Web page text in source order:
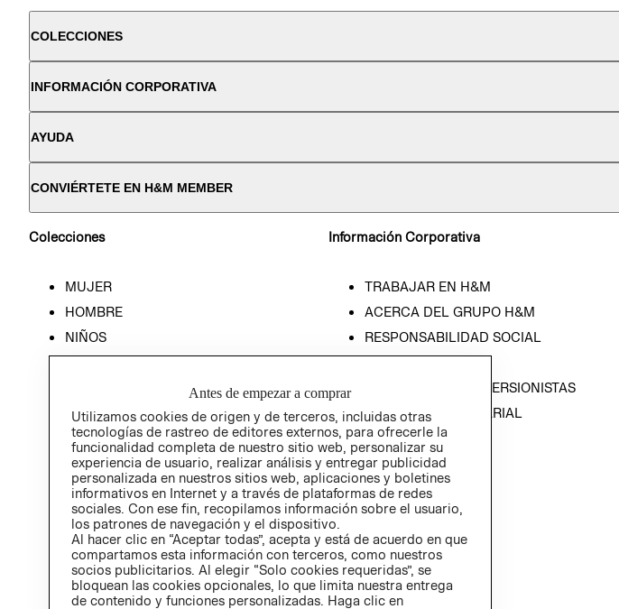
COLECCIONES
INFORMACIÓN CORPORATIVA
AYUDA
CONVIÉRTETE EN H&M MEMBER
Colecciones
MUJER
HOMBRE
NIÑOS
Información Corporativa
TRABAJAR EN H&M
ACERCA DEL GRUPO H&M
RESPONSABILIDAD SOCIAL
RELACIÓN CON INVERSIONISTAS
POLÍTICA EMPRESARIAL
Antes de empezar a comprar
Utilizamos cookies de origen y de terceros, incluidas otras
tecnologías de rastreo de editores externos, para ofrecerle la
funcionalidad completa de nuestro sitio web, personalizar su
experiencia de usuario, realizar análisis y entregar publicidad
personalizada en nuestros sitios web, aplicaciones y boletines
informativos en Internet y a través de plataformas de redes
sociales. Con ese fin, recopilamos información sobre el usuario,
los patrones de navegación y el dispositivo.
Al hacer clic en “Aceptar todas”, acepta y está de acuerdo en que
compartamos esta información con terceros, como nuestros
socios publicitarios. Al elegir “Solo cookies requeridas”, se
bloquean las cookies opcionales, lo que limita nuestra entrega
de contenido y funciones personalizadas. Haga clic en